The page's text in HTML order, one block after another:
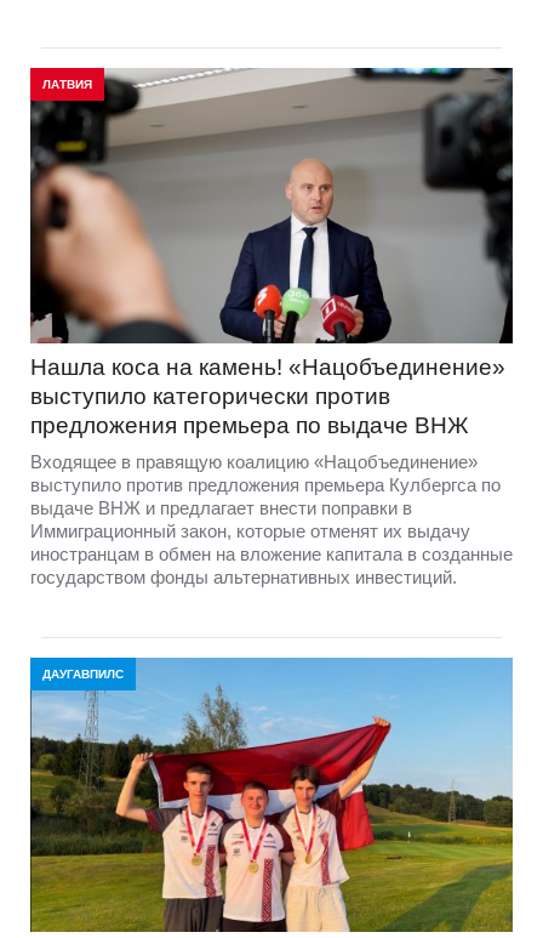
ЛАТВИЯ
Нашла коса на камень! «Нацобъединение»
выступило категорически против
предложения премьера по выдаче ВНЖ
Входящее в правящую коалицию «Нацобъединение»
выступило против предложения премьера Кулбергса по
выдаче ВНЖ и предлагает внести поправки в
Иммиграционный закон, которые отменят их выдачу
иностранцам в обмен на вложение капитала в созданные
государством фонды альтернативных инвестиций.
ДАУГАВПИЛС